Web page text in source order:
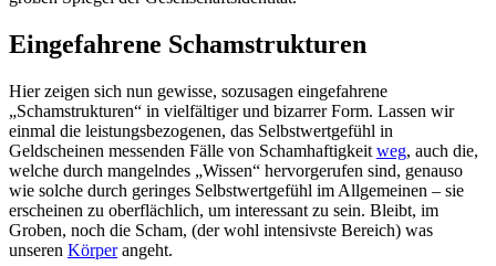
Eingefahrene Schamstrukturen
Hier zeigen sich nun gewisse, sozusagen eingefahrene
„Schamstrukturen“ in vielfältiger und bizarrer Form. Lassen wir
einmal die leistungsbezogenen, das Selbstwertgefühl in
Geldscheinen messenden Fälle von Schamhaftigkeit weg, auch die,
welche durch mangelndes „Wissen“ hervorgerufen sind, genauso
wie solche durch geringes Selbstwertgefühl im Allgemeinen – sie
erscheinen zu oberflächlich, um interessant zu sein. Bleibt, im
Groben, noch die Scham, (der wohl intensivste Bereich) was
unseren Körperangeht.